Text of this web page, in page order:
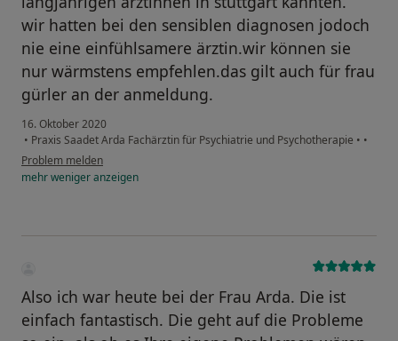
wir hatten bei den sensiblen diagnosen jodoch
nie eine einfühlsamere ärztin.wir können sie
nur wärmstens empfehlen.das gilt auch für frau
gürler an der anmeldung.
16. Oktober 2020
• Praxis Saadet Arda Fachärztin für Psychiatrie und Psychotherapie • •
Problem melden
mehrwenigeranzeigen
Also ich war heute bei der Frau Arda. Die ist
einfach fantastisch. Die geht auf die Probleme